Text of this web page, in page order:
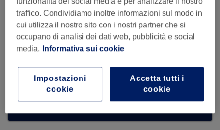
Cerca su Treatwell
Dai un'occhiata ad altri centri
traffico. Condividiamo inoltre informazioni sul modo in
cui utilizza il nostro sito con i nostri partner che si
occupano di analisi dei dati web, pubblicità e social
media.
Informativa sui cookie
Accetta tutti i
cookie
Impostazioni
cookie